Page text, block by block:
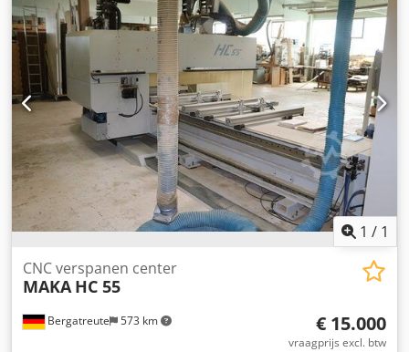
1 / 1
Bergatreute 573 km
CNC verspanen center
MAKA HC 55
€ 15.000
vraagprijs excl. btw